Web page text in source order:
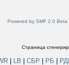
Powered by SMF 2.0 Beta
Страница
LB СБР РБ